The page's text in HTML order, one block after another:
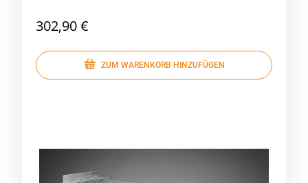
302,90 €
ZUM WARENKORB HINZUFÜGEN